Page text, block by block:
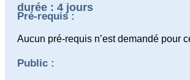
durée : 4 jours
Pré-requis :
Aucun pré-requis n’est demandé pour
Public :